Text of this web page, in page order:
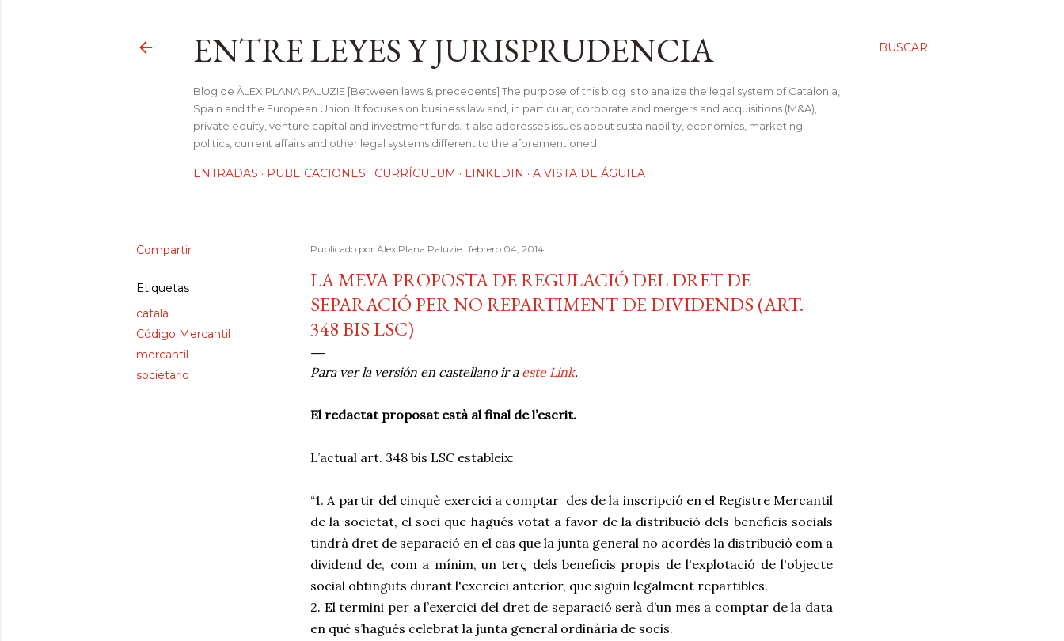
BUSCAR
ENTRE LEYES Y JURISPRUDENCIA
Blog de ÀLEX PLANA PALUZIE [Between laws & precedents] The purpose of this blog is to analize the legal system of Catalonia,
Spain and the European Union. It focuses on business law and, in particular, corporate and mergers and acquisitions (M&A),
private equity, venture capital and investment funds. It also addresses issues about sustainability, economics, marketing,
politics, current affairs and other legal systems different to the aforementioned.
ENTRADAS PUBLICACIONES CURRÍCULUM LINKEDIN A VISTA DE ÁGUILA
Compartir
Etiquetas
català
Código Mercantil
mercantil
societario
Publicado por Àlex Plana Paluzie febrero 04, 2014
LA MEVA PROPOSTA DE REGULACIÓ DEL DRET DE
SEPARACIÓ PER NO REPARTIMENT DE DIVIDENDS (ART.
348 BIS LSC)
Para ver la versión en castellano ir a este Link.
El redactat proposat està al final de l’escrit.
L’actual art. 348 bis LSC estableix:
“1. A partir del cinquè exercici a comptar des de la inscripció en el Registre Mercantil
de la societat, el soci que hagués votat a favor de la distribució dels beneficis socials
tindrà dret de separació en el cas que la junta general no acordés la distribució com a
dividend de, com a mínim, un terç dels beneficis propis de l'explotació de l'objecte
social obtinguts durant l'exercici anterior, que siguin legalment repartibles.
2. El termini per a l’exercici del dret de separació serà d’un mes a comptar de la data
en què s’hagués celebrat la junta general ordinària de socis.